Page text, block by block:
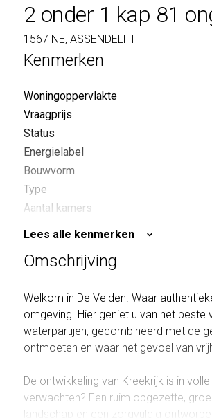
2 onder 1 kap 81
1567 NE, ASSENDELFT
Kenmerken
Woningoppervlakte
Vraagprijs
Status
Energielabel
Bouwvorm
Type
Aantal kamers
Inhoud
Lees alle kenmerken
Omschrijving
Welkom in De Velden. Waar
omgeving. Hier geniet u van het
waterpartijen, gecombineerd met de
ontmoeten en waar het gevoel van
De ontwikkeling van Kreekrijk is in
verwachten? Een ruim opgezette,
landschap en een zorgvuldig